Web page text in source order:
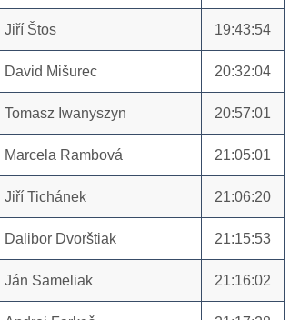
Jiří Štos 19:43:54
David Mišurec 20:32:04
Tomasz Iwanyszyn 20:57:01
Marcela Rambová 21:05:01
Jiří Tichánek 21:06:20
Dalibor Dvorštiak 21:15:53
Ján Sameliak 21:16:02